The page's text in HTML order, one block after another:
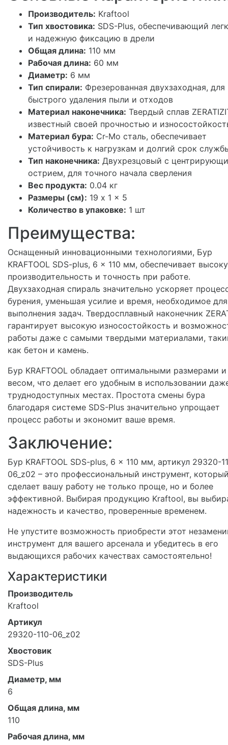
Производитель: Kraftool
Тип хвостовика: SDS-Plus, обеспечивающий
и надежную фиксацию в дрели
Общая длина: 110 мм
Рабочая длина: 60 мм
Диаметр: 6 мм
Тип спирали: Фрезерованная двухзаходная, для
быстрого удаления пыли и отходов
Материал наконечника: Твердый сплав
известный своей прочностью и
Материал бура: Cr-Mo сталь, обеспечивает
устойчивость к нагрузкам и долгий срок
Тип наконечника: Двухрезцовый с
острием, для точного начала сверления
Вес продукта: 0.04 кг
Размеры (см): 19 x 1 x 5
Количество в упаковке: 1 шт
Преимущества:
Оснащенный инновационными технологиями, Бур
KRAFTOOL SDS-plus, 6 x 110 мм, обеспечивает
производительность и точность при работе.
Двухзаходная спираль значительно ускоряет
бурения, уменьшая усилие и время, необходимое для
выполнения задач. Твердосплавный наконечник
гарантирует высокую износостойкость и
работы даже с самыми твердыми материалами,
как бетон и камень.
Бур KRAFTOOL обладает оптимальными размерами и
весом, что делает его удобным в использовании
труднодоступных местах. Простота смены бура
благодаря системе SDS-Plus значительно упрощает
процесс работы и экономит ваше время.
Заключение:
Бур KRAFTOOL SDS-plus, 6 x 110 мм, артикул 29320-
06_z02 – это профессиональный инструмент,
сделает вашу работу не только проще, но и более
эффективной. Выбирая продукцию Kraftool, вы
надежность и качество, проверенные временем.
Не упустите возможность приобрести этот
инструмент для вашего арсенала и убедитесь в его
выдающихся рабочих качествах самостоятельно!
Характеристики
Производитель
Kraftool
Артикул
29320-110-06_z02
Хвостовик
SDS-Plus
Диаметр, мм
6
Общая длина, мм
110
Рабочая длина, мм